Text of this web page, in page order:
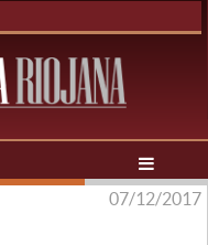
07/12/2017